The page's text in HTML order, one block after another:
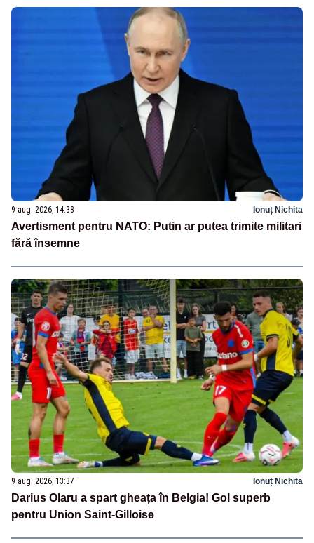
9 aug. 2026, 14:38 Ionuț Nichita
Avertisment pentru NATO: Putin ar putea trimite militari
fără însemne
9 aug. 2026, 13:37 Ionuț Nichita
Darius Olaru a spart gheața în Belgia! Gol superb
pentru Union Saint-Gilloise